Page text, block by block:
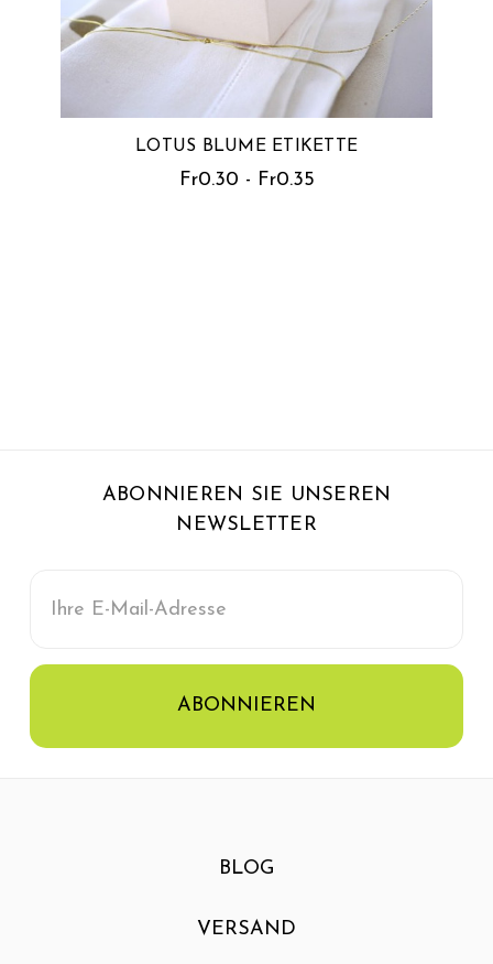
LOTUS BLUME ETIKETTE
Fr0.30 - Fr0.35
ABONNIEREN SIE UNSEREN
NEWSLETTER
Mail-
BLOG
VERSAND